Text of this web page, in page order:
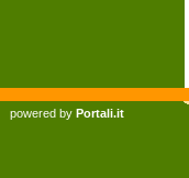
powered by Portali.it